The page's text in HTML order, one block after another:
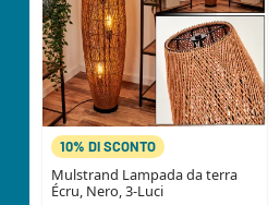
10% DI SCONTO
Mulstrand Lampada da terra
Écru, Nero, 3-Luci